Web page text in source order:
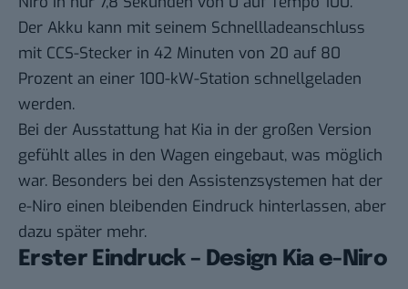
Der Akku kann mit seinem Schnellladeanschluss
mit CCS-Stecker in 42 Minuten von 20 auf 80
Prozent an einer 100-kW-Station schnellgeladen
werden.
Bei der Ausstattung hat Kia in der großen Version
gefühlt alles in den Wagen eingebaut, was möglich
war. Besonders bei den Assistenzsystemen hat der
e-Niro einen bleibenden Eindruck hinterlassen, aber
dazu später mehr.
Erster Eindruck – Design Kia e-Niro